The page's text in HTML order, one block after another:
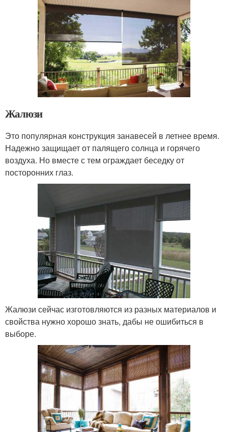
Жалюзи
Это популярная конструкция занавесей в летнее время.
Надежно защищает от палящего солнца и горячего
воздуха. Но вместе с тем ограждает беседку от
посторонних глаз.
Жалюзи сейчас изготовляются из разных материалов и
свойства нужно хорошо знать, дабы не ошибиться в
выборе.